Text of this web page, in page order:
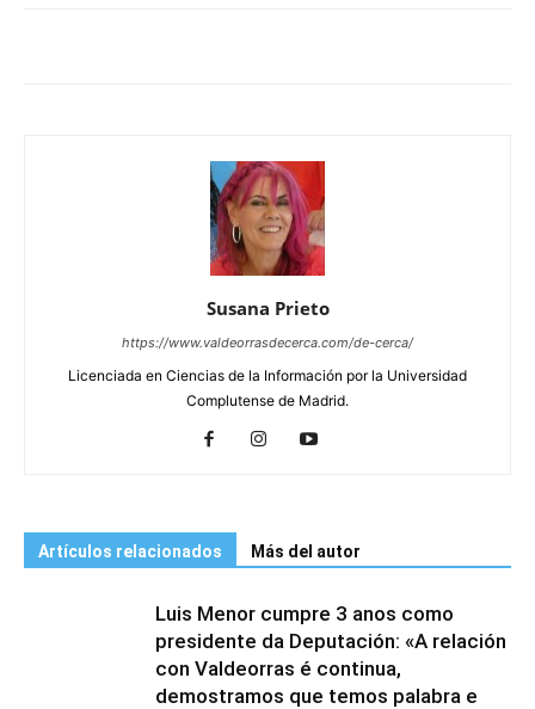
Susana Prieto
https://www.valdeorrasdecerca.com/de-cerca/
Licenciada en Ciencias de la Información por la Universidad
Complutense de Madrid.
Artículos relacionados Más del autor
Luis Menor cumpre 3 anos como
presidente da Deputación: «A relación
con Valdeorras é continua,
demostramos que temos palabra e